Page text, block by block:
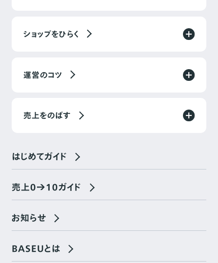
ショップをひらく
運営のコツ
売上をのばす
はじめてガイド
売上0→10ガイド
お知らせ
BASEUとは